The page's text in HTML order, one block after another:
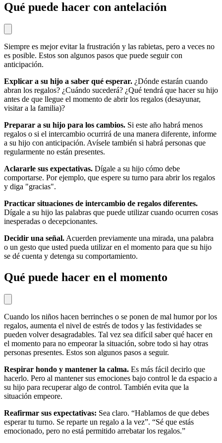
Qué puede hacer con antelación
Siempre es mejor evitar la frustración y las rabietas, pero a veces no
es posible. Estos son algunos pasos que puede seguir con
anticipación.
Explicar a su hijo a saber qué esperar. ¿Dónde estarán cuando
abran los regalos? ¿Cuándo sucederá? ¿Qué tendrá que hacer su hijo
antes de que llegue el momento de abrir los regalos (desayunar,
visitar a la familia)?
Preparar a su hijo para los cambios. Si este año habrá menos
regalos o si el intercambio ocurrirá de una manera diferente, informe
a su hijo con anticipación. Avísele también si habrá personas que
regularmente no están presentes.
Aclararle sus expectativas. Dígale a su hijo cómo debe
comportarse. Por ejemplo, que espere su turno para abrir los regalos
y diga "gracias".
Practicar situaciones de intercambio de regalos diferentes.
Dígale a su hijo las palabras que puede utilizar cuando ocurren cosas
inesperadas o decepcionantes.
Decidir una señal. Acuerden previamente una mirada, una palabra
o un gesto que usted pueda utilizar en el momento para que su hijo
se dé cuenta y detenga su comportamiento.
Qué puede hacer en el momento
Cuando los niños hacen berrinches o se ponen de mal humor por los
regalos, aumenta el nivel de estrés de todos y las festividades se
pueden volver desagradables. Tal vez sea difícil saber qué hacer en
el momento para no empeorar la situación, sobre todo si hay otras
personas presentes. Estos son algunos pasos a seguir.
Respirar hondo y mantener la calma. Es más fácil decirlo que
hacerlo. Pero al mantener sus emociones bajo control le da espacio a
su hijo para recuperar algo de control. También evita que la
situación empeore.
Reafirmar sus expectativas: Sea claro. “Hablamos de que debes
esperar tu turno. Se reparte un regalo a la vez”. “Sé que estás
emocionado, pero no está permitido arrebatar los regalos.”